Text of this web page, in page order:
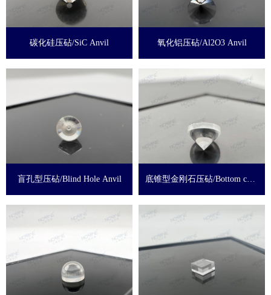
碳化硅压砧/SiC Anvil 氧化铝压砧/Al2O3 Anvil
盲孔型压砧/Blind Hole Anvil
底锥型金刚石压砧/Bottom cone